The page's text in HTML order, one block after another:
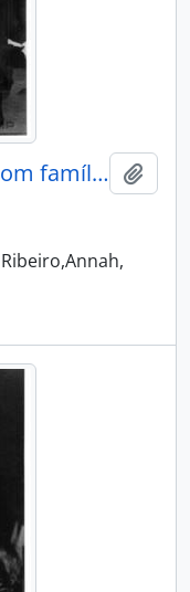
Joaquim da Costa Ribeiro com família e amigos